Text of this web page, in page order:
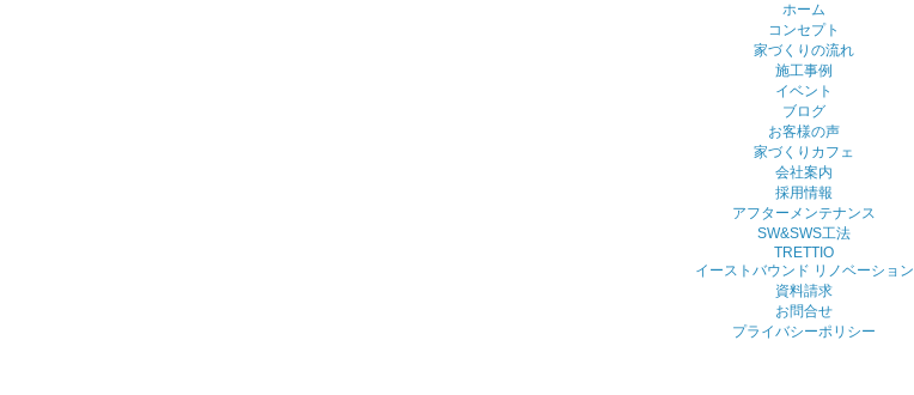
ホーム
コンセプト
家づくりの流れ
施工事例
イベント
ブログ
お客様の声
家づくりカフェ
会社案内
採用情報
アフターメンテナンス
SW&SWS工法
TRETTIO
イーストバウンド リノベーション
資料請求
お問合せ
プライバシーポリシー